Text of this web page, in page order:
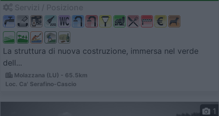
La struttura di nuova costruzione, immersa nel verde
dell...
Molazzana (LU) - 65.5km
Loc. Ca' Serafino-Cascio
1